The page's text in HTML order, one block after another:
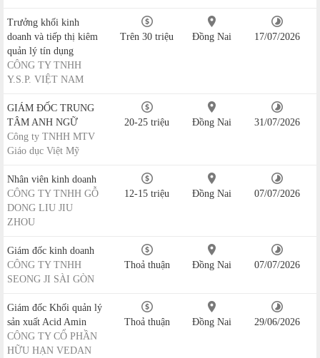
Trưởng khối kinh
doanh và tiếp thị kiêm
quản lý tín dụng
CÔNG TY TNHH
Y.S.P. VIỆT NAM
Trên 30 triệu Đồng Nai 17/07/2026
GIÁM ĐỐC TRUNG
TÂM ANH NGỮ
Công ty TNHH MTV
Giáo dục Việt Mỹ
20-25 triệu Đồng Nai 31/07/2026
Nhân viên kinh doanh
CÔNG TY TNHH GỖ
DONG LIU JIU
ZHOU
12-15 triệu Đồng Nai 07/07/2026
Giám đốc kinh doanh
CÔNG TY TNHH
SEONG JI SÀI GÒN
Thoả thuận Đồng Nai 07/07/2026
Giám đốc Khối quản lý
sản xuất Acid Amin
CÔNG TY CỔ PHẦN
HỮU HẠN VEDAN
Thoả thuận Đồng Nai 29/06/2026